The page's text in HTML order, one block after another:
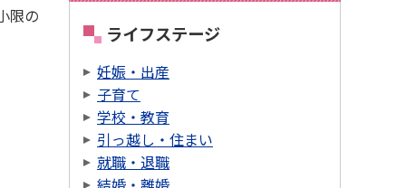
限の
ライフステージ
妊娠・出産
子育て
学校・教育
引っ越し・住まい
就職・退職